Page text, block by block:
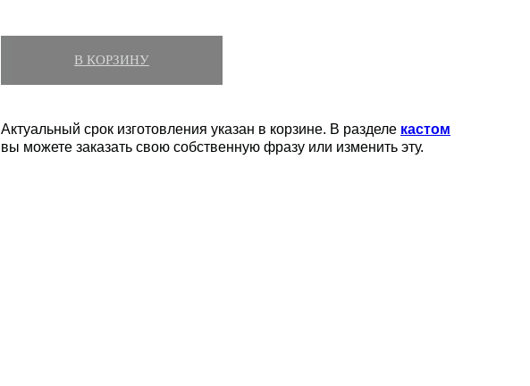
В КОРЗИНУ
Актуальный срок изготовления указан в корзине. В разделе кастом
вы можете заказать свою собственную фразу или изменить эту.